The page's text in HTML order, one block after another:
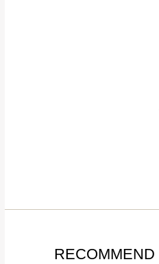
RECOMMEND